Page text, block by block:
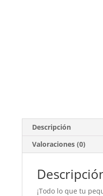
Descripción
Valoraciones (0)
¡Todo lo que tu